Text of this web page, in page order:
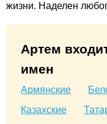
жизни. Наделен
Артем
имен
Армянские
Казахские